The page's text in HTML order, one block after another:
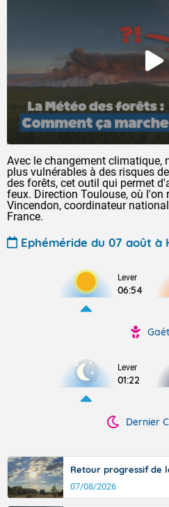
Avec le changement climatique,
plus vulnérables à des risques
des forêts, cet outil qui permet
feux. Direction Toulouse, où l'on
Vincendon, coordinateur
France.
Ephéméride du 07 août à
Lever
06:54
Lever
01:22
Dernier
Retour progressif de
07/08/2026